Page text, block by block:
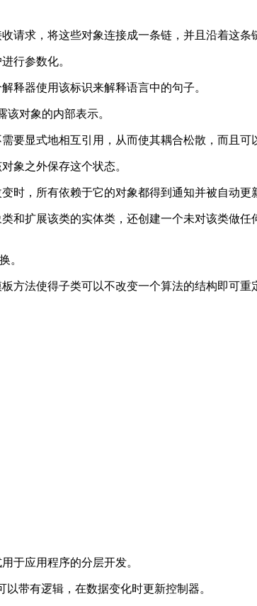
求，将这些对象连接成一条链，并且沿着这条
行参数化。
释器使用该标识来解释语言中的句子。
对象的内部表示。
显式地相互引用，从而使其耦合松散，而且可
象之外保存这个状态。
时，所有依赖于它的对象都得到通知并被自动更
和扩展该类的实体类，还创建一个未对该类做
。
法使得子类可以不改变一个算法的结构即可重
于应用程序的分层开发。
带有逻辑，在数据变化时更新控制器。